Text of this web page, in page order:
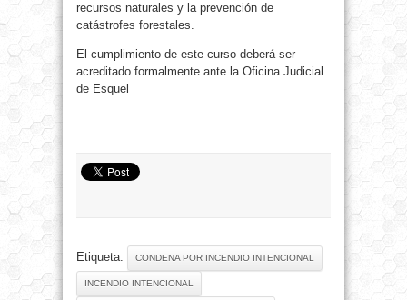
recursos naturales y la prevención de
catástrofes forestales.
El cumplimiento de este curso deberá ser
acreditado formalmente ante la Oficina Judicial
de Esquel
Etiqueta: CONDENA POR INCENDIO INTENCIONAL
INCENDIO INTENCIONAL